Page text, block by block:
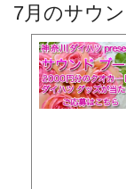
7月のサウ